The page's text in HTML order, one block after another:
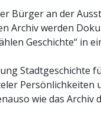
Bürger an der
Archiv werden
Geschichte“ in
Stadtgeschichte
Persönlichkeiten
wie das